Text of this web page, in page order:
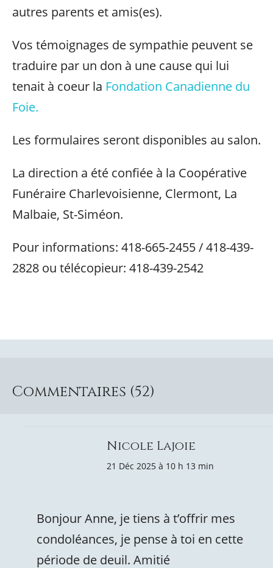
autres parents et amis(es).
Vos témoignages de sympathie peuvent se
traduire par un don à une cause qui lui
tenait à coeur la Fondation Canadienne du
Foie.
Les formulaires seront disponibles au salon.
La direction a été confiée à la Coopérative
Funéraire Charlevoisienne, Clermont, La
Malbaie, St-Siméon.
Pour informations: 418-665-2455 / 418-439-
2828 ou télécopieur: 418-439-2542
Commentaires (52)
Nicole Lajoie
21 Déc 2025 à 10 h 13 min
Bonjour Anne, je tiens à t’offrir mes
condoléances, je pense à toi en cette
période de deuil. Amitié